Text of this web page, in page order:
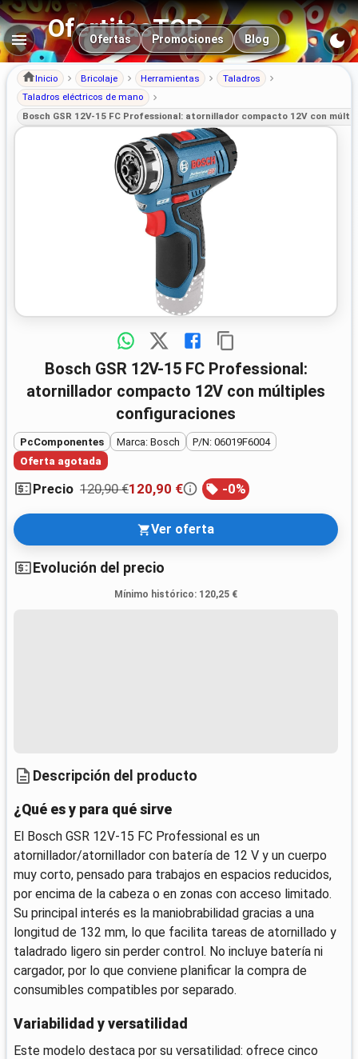
OfertitasTOP
Navegación principal
Ofertas Promociones Blog
Inicio Bricolaje Herramientas
Taladros
Taladros eléctricos de mano
Bosch GSR 12V-15 FC Professional: atornillador compacto 12V con
Bosch GSR 12V-15 FC Professional:
atornillador compacto 12V con múltiples
configuraciones
PcComponentes Marca: Bosch
P/N: 06019F6004
Oferta agotada
Precio 120,90 €120,90 € -0%
Ver oferta
Evolución del precio
Mínimo histórico: 120,25 €
Descripción del producto
¿Qué es y para qué sirve
El Bosch GSR 12V-15 FC Professional es un
atornillador/atornillador con batería de 12 V y un cuerpo
muy corto, pensado para trabajos en espacios reducidos,
por encima de la cabeza o en zonas con acceso limitado.
Su principal interés es la maniobrabilidad gracias a una
longitud de 132 mm, lo que facilita tareas de atornillado y
taladrado ligero sin perder control. No incluye batería ni
cargador, por lo que conviene planificar la compra de
consumibles compatibles por separado.
Variabilidad y versatilidad
Este modelo destaca por su versatilidad: ofrece cinco